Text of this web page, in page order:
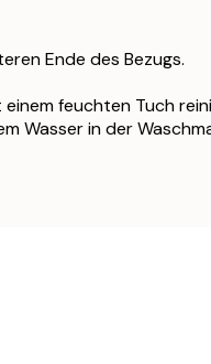
Ende des Bezugs.
einem feuchten Tuch
Wasser in der